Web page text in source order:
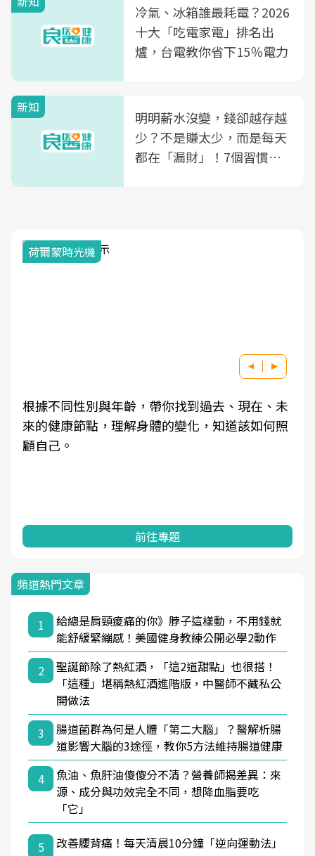
光田醫院建構360度女性健
康照護生態圈
冷氣、冰箱誰最耗電？2026
十大「吃電家電」排名出
爐，台電教你省下15％電力
新知
明明薪水沒變，錢卻越存越
少？不是賺太少，而是每天
都在「漏財」！7個習慣一
荷爾蒙時光機
根據不同性別與年齡，帶你找到過去、現在、未
來的健康節點，理解身體的變化，知道該如何照
顧自己。
前往專題
頻道熱門文章
1
給總是肩頸痠痛的你》脖子這樣動，不用錢就
能舒緩緊繃感！美國健身教練公開必學2動作
2
聖誕節除了熱紅酒，「這2道甜點」也很搭！
「這種」堪稱熱紅酒進階版，中醫師不藏私公
開做法
3
腸道菌群為何是人體「第二大腦」？醫解析腸
道影響大腦的3途徑，教你5方法維持腸道健康
4
魚油、魚肝油傻傻分不清？營養師揭差異：來
源、成分與功效完全不同，想降血脂要吃
「它」
5 改善腰背痛！每天清晨10分鐘「逆向運動法」